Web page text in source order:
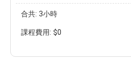
合共: 3小時
課程費用: $0